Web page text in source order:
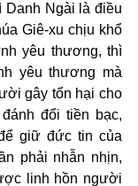
Danh Ngài là điều
Giê-xu chịu khổ
yêu thương, thì
yêu thương mà
gây tổn hại cho
đổi tiền bạc,
giữ đức tin của
phải nhẫn nhịn,
linh hồn người